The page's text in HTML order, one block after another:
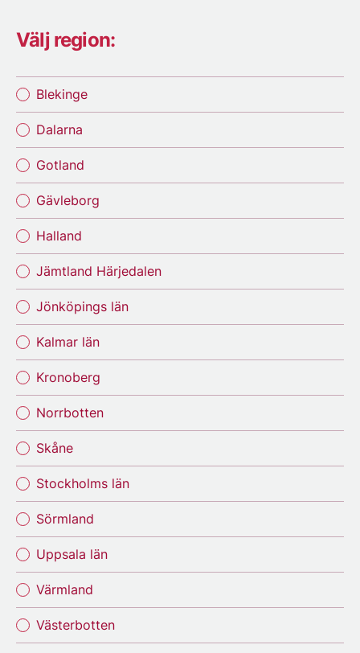
Välj region:
Blekinge
Dalarna
Gotland
Gävleborg
Halland
Jämtland Härjedalen
Jönköpings län
Kalmar län
Kronoberg
Norrbotten
Skåne
Stockholms län
Sörmland
Uppsala län
Värmland
Västerbotten